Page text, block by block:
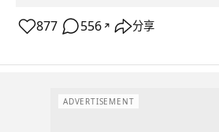
877 556 ↗ 分享
ADVERTISEMENT